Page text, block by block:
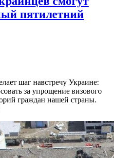
пятилетний
шаг навстречу Украине:
за упрощение визового
граждан нашей страны.